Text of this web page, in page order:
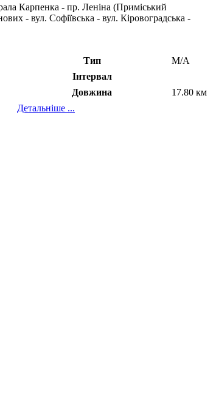
Карпенка - пр. Леніна (Приміський
- вул. Софіївська - вул. Кіровоградська -
Тип
М/А
Інтервал
Довжина
17.80 км
Детальніше ...